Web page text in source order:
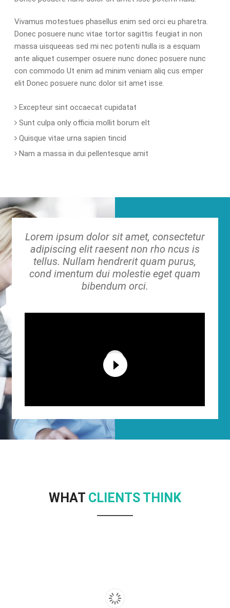
Vivamus motestues phasellus enim sed orci eu pharetra.
Donec posuere nunc vitae tortor sagittis feugiat in non
massa uisqueeas sed mi nec potenti nulla is a esquam
ante aliquet cusemper osuere nunc donec posuere nunc
con commodo Ut enim ad minim veniam aliq cus emper
elit Donec posuere nunc dolor sit amet isse.
Excepteur sint occaecat cupidatat
Sunt culpa only officia mollit borum elt
Quisque vitae urna sapien tincid
Nam a massa in dui pellentesque amit
Lorem ipsum dolor sit amet, consectetur
adipiscing elit raesent non rho ncus is
tellus. Nullam hendrerit quam purus,
cond imentum dui molestie eget quam
bibendum orci.
WHAT CLIENTS THINK